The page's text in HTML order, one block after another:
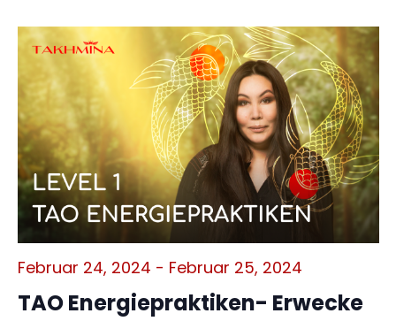
Februar 24, 2024 - Februar 25, 2024
TAO Energiepraktiken- Erwecke